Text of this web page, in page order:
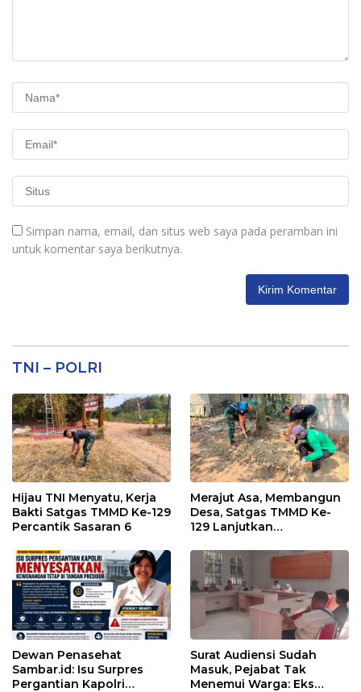
Simpan nama, email, dan situs web saya pada peramban ini
untuk komentar saya berikutnya.
TNI – POLRI
Hijau TNI Menyatu, Kerja
Bakti Satgas TMMD Ke-129
Percantik Sasaran 6
Merajut Asa, Membangun
Desa, Satgas TMMD Ke-
129 Lanjutkan
Dewan Penasehat
Sambar.id: Isu Surpres
Pergantian Kapolri
Surat Audiensi Sudah
Masuk, Pejabat Tak
Menemui Warga: Eks